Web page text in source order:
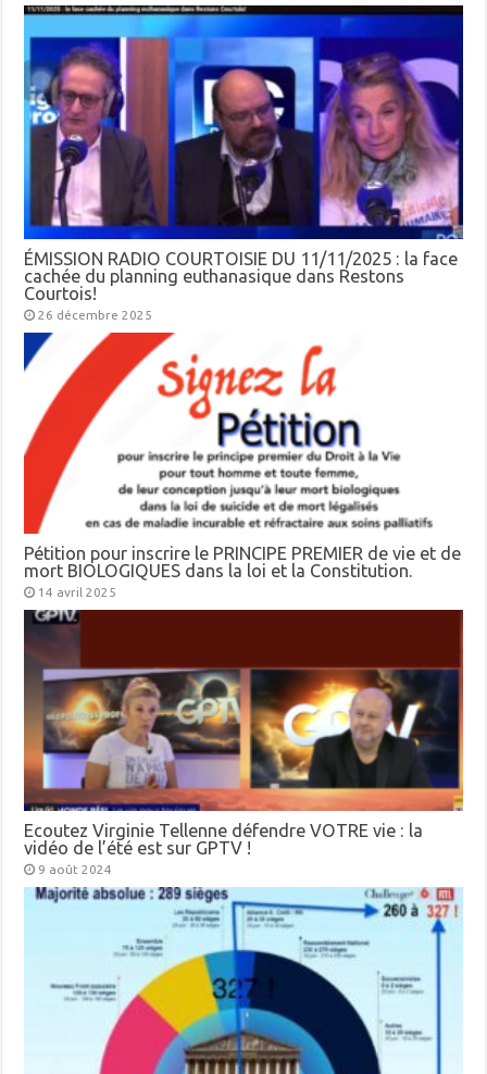
ÉMISSION RADIO COURTOISIE DU 11/11/2025 : la face
cachée du planning euthanasique dans Restons
Courtois!
26 décembre 2025
Pétition pour inscrire le PRINCIPE PREMIER de vie et de
mort BIOLOGIQUES dans la loi et la Constitution.
14 avril 2025
Ecoutez Virginie Tellenne défendre VOTRE vie : la
vidéo de l’été est sur GPTV !
9 août 2024